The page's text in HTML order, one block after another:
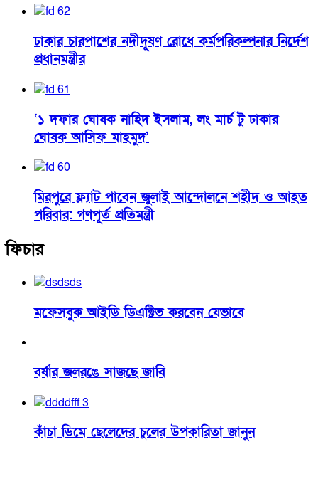
ঢাকার চারপাশের নদীদূষণ রোধে কর্মপরিকল্পনার নির্দেশ
প্রধানমন্ত্রীর
‘১ দফার ঘোষক নাহিদ ইসলাম, লং মার্চ টু ঢাকার
ঘোষক আসিফ মাহমুদ’
মিরপুরে ফ্ল্যাট পাবেন জুলাই আন্দোলনে শহীদ ও আহত
পরিবার: গণপূর্ত প্রতিমন্ত্রী
ফিচার
মফেসবুক আইডি ডিএক্টিভ করবেন যেভাবে
বর্ষার জলরঙে সাজছে জাবি
কাঁচা ডিমে ছেলেদের চুলের উপকারিতা জানুন